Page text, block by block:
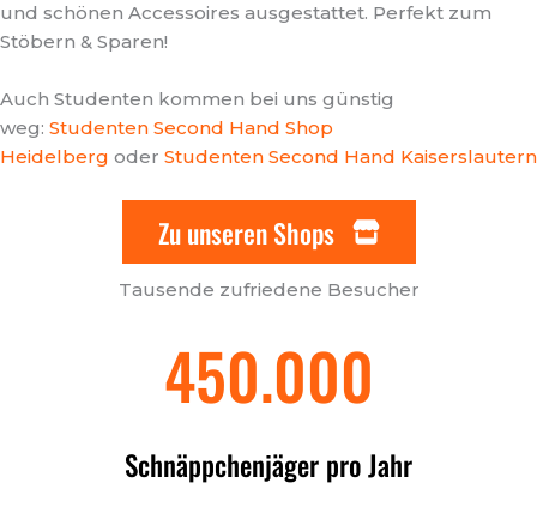
und schönen Accessoires ausgestattet. Perfekt zum
Stöbern & Sparen!
Auch Studenten kommen bei uns günstig
weg: Studenten Second Hand Shop
Heidelberg oder Studenten Second Hand Kaiserslautern
Zu unseren Shops
Tausende zufriedene Besucher
450.000
Schnäppchenjäger pro Jahr